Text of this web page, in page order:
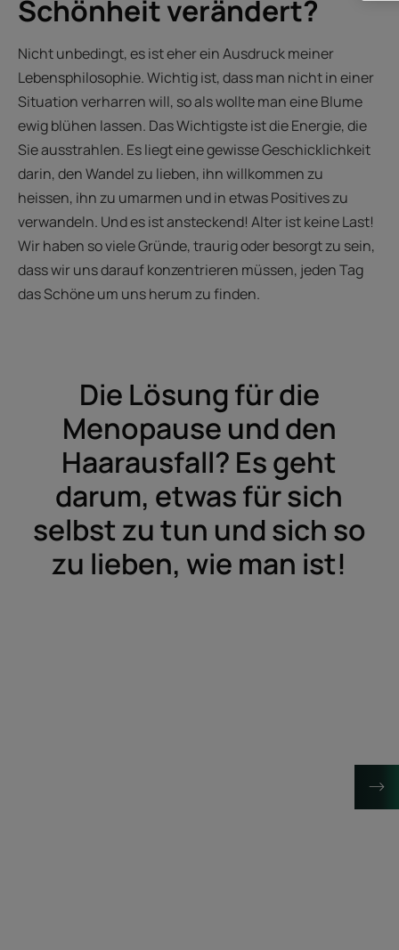
Schönheit verändert?
Nicht unbedingt, es ist eher ein Ausdruck meiner
Lebensphilosophie. Wichtig ist, dass man nicht in einer
Situation verharren will, so als wollte man eine Blume
ewig blühen lassen. Das Wichtigste ist die Energie, die
Sie ausstrahlen. Es liegt eine gewisse Geschicklichkeit
darin, den Wandel zu lieben, ihn willkommen zu
heissen, ihn zu umarmen und in etwas Positives zu
verwandeln. Und es ist ansteckend! Alter ist keine Last!
Wir haben so viele Gründe, traurig oder besorgt zu sein,
dass wir uns darauf konzentrieren müssen, jeden Tag
das Schöne um uns herum zu finden.
Die Lösung für die
Menopause und den
Haarausfall? Es geht
darum, etwas für sich
selbst zu tun und sich so
zu lieben, wie man ist!